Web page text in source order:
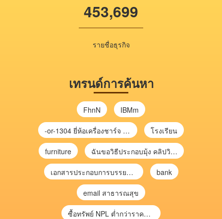
453,699
รายชื่อธุรกิจ
เทรนด์การค้นหา
FhnN IBMm
-or-1304 ยี่ห้อเครื่องชาร์จ chargecore โรงเรียน
furniture ฉันขอวิธีประกอบมุ้ง คลิปวิดีโอ การประกอบมุ้ง
เอกสารประกอบการบรรยาย การประเมินความเสี่ยงเพื่อวางแผนการตรวจสอบ \ bank
email สาธารณสุข
ซื้อทรัพย์ NPL ต่ำกว่าราคาตลาด 30-70% แบบไม่ต้องไปประมูล”